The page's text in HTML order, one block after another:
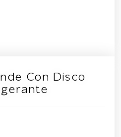
Con Disco